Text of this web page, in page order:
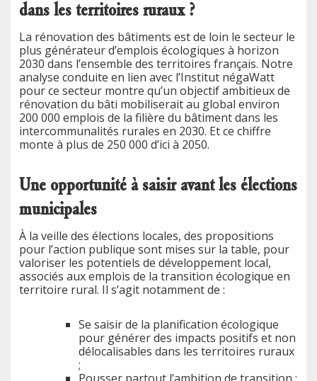
dans les territoires ruraux ?
La rénovation des bâtiments est de loin le secteur le
plus générateur d’emplois écologiques à horizon
2030 dans l’ensemble des territoires français. Notre
analyse conduite en lien avec l’Institut négaWatt
pour ce secteur montre qu’un objectif ambitieux de
rénovation du bâti mobiliserait au global environ
200 000 emplois de la filière du bâtiment dans les
intercommunalités rurales en 2030. Et ce chiffre
monte à plus de 250 000 d’ici à 2050.
Une opportunité à saisir avant les élections
municipales
À la veille des élections locales, des propositions
pour l’action publique sont mises sur la table, pour
valoriser les potentiels de développement local,
associés aux emplois de la transition écologique en
territoire rural. Il s’agit notamment de :
Se saisir de la planification écologique
pour générer des impacts positifs et non
délocalisables dans les territoires ruraux
;
Pousser partout l’ambition de transition :